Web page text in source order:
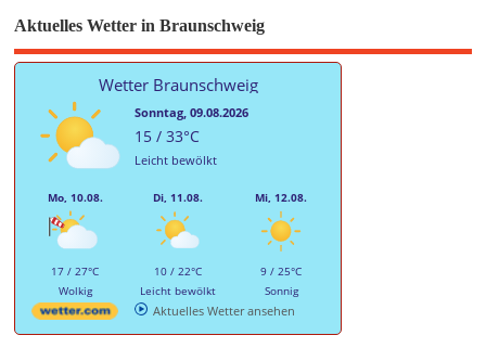
Aktuelles Wetter in Braunschweig
Wetter Braunschweig
Sonntag, 09.08.2026
15 / 33°C
Leicht bewölkt
Mo, 10.08.
17 / 27°C
Wolkig
Di, 11.08.
10 / 22°C
Leicht bewölkt
Mi, 12.08.
9 / 25°C
Sonnig
Aktuelles Wetter ansehen